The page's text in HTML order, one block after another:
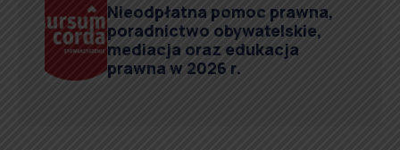
Nieodpłatna pomoc prawna,
poradnictwo obywatelskie,
mediacja oraz edukacja
prawna w 2026 r.